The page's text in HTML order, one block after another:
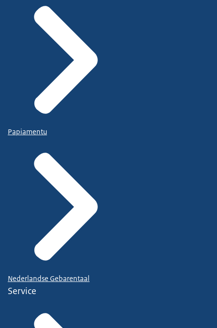
Papiamentu
Nederlandse Gebarentaal
Service